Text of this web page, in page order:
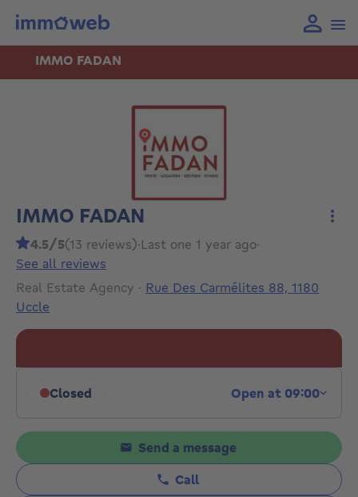
IMMO FADAN
IMMO FADAN
4.5/5(13 reviews)·Last one 1 year ago·
See all reviews
Real Estate Agency · Rue Des Carmélites 88, 1180
Uccle
Closed Open at 09:00
Click to display opening hours
Send a message
Call